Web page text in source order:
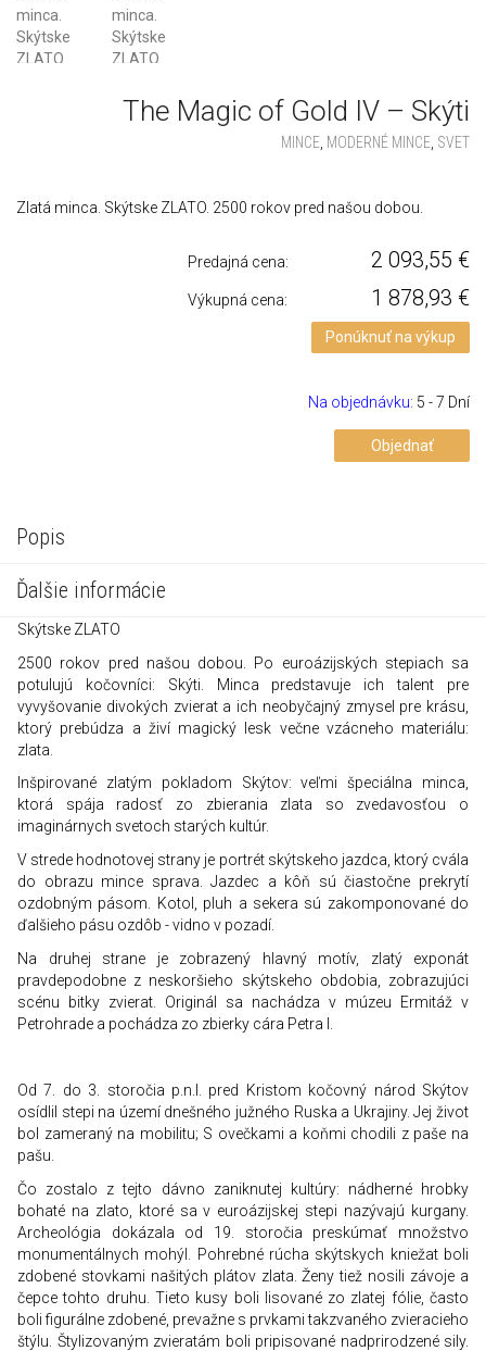
The Magic of Gold IV – Skýti
MINCE MODERNÉ MINCE SVET
Zlatá minca. Skýtske ZLATO. 2500 rokov pred našou dobou.
Predajná cena: 2 093,55 €
Výkupná cena: 1 878,93 €
Ponúknuť na výkup
Na objednávku: 5 - 7 Dní
Objednať
Popis
Ďalšie informácie
Skýtske ZLATO
2500 rokov pred našou dobou. Po euroázijských stepiach sa
potulujú kočovníci: Skýti. Minca predstavuje ich talent pre
vyvyšovanie divokých zvierat a ich neobyčajný zmysel pre krásu,
ktorý prebúdza a živí magický lesk večne vzácneho materiálu:
zlata.
Inšpirované zlatým pokladom Skýtov: veľmi špeciálna minca,
ktorá spája radosť zo zbierania zlata so zvedavosťou o
imaginárnych svetoch starých kultúr.
V strede hodnotovej strany je portrét skýtskeho jazdca, ktorý cvála
do obrazu mince sprava. Jazdec a kôň sú čiastočne prekrytí
ozdobným pásom. Kotol, pluh a sekera sú zakomponované do
ďalšieho pásu ozdôb - vidno v pozadí.
Na druhej strane je zobrazený hlavný motív, zlatý exponát
pravdepodobne z neskoršieho skýtskeho obdobia, zobrazujúci
scénu bitky zvierat. Originál sa nachádza v múzeu Ermitáž v
Petrohrade a pochádza zo zbierky cára Petra I.
Od 7. do 3. storočia p.n.l. pred Kristom kočovný národ Skýtov
osídlil stepi na území dnešného južného Ruska a Ukrajiny. Jej život
bol zameraný na mobilitu; S ovečkami a koňmi chodili z paše na
pašu.
Čo zostalo z tejto dávno zaniknutej kultúry: nádherné hrobky
bohaté na zlato, ktoré sa v euroázijskej stepi nazývajú kurgany.
Archeológia dokázala od 19. storočia preskúmať množstvo
monumentálnych mohýl. Pohrebné rúcha skýtskych kniežat boli
zdobené stovkami našitých plátov zlata. Ženy tiež nosili závoje a
čepce tohto druhu. Tieto kusy boli lisované zo zlatej fólie, často
boli figurálne zdobené, prevažne s prvkami takzvaného zvieracieho
štýlu. Štylizovaným zvieratám boli pripisované nadprirodzené sily.